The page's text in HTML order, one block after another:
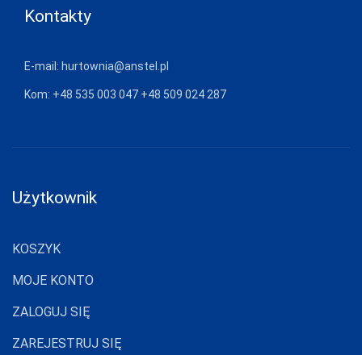
Kontakty
E-mail: hurtownia@anstel.pl
Kom: +48 535 003 047 +48 509 024 287
Użytkownik
KOSZYK
MOJE KONTO
ZALOGUJ SIĘ
ZAREJESTRUJ SIĘ